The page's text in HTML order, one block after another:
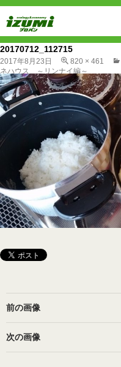
20170712_112715
2017年8月23日 820 × 461
ネハウス ～リンナイ編～
前の画像
次の画像